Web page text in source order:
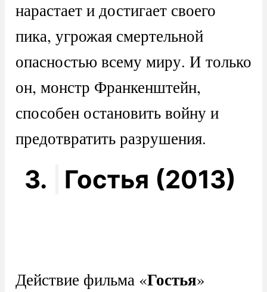
нарастает и достигает своего
пика, угрожая смертельной
опасностью всему миру. И только
он, монстр Франкенштейн,
способен остановить войну и
предотвратить разрушения.
3. Гостья (2013)
Действие фильма «Гостья»